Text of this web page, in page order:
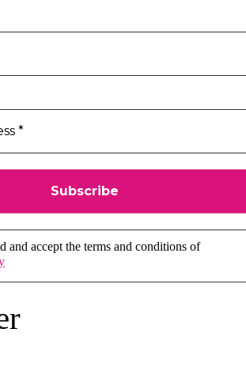
and accept the terms and conditions of